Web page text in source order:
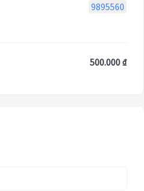
9895560
500.000 ₫